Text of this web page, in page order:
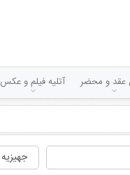
عقد و محضر آتلیه فیلم و عکس